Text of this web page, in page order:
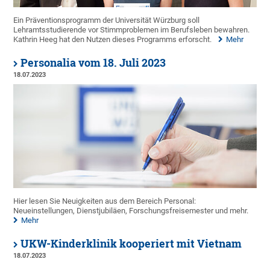
Ein Präventionsprogramm der Universität Würzburg soll
Lehramtsstudierende vor Stimmproblemen im Berufsleben bewahren.
Kathrin Heeg hat den Nutzen dieses Programms erforscht.
Mehr
Personalia vom 18. Juli 2023
18.07.2023
Hier lesen Sie Neuigkeiten aus dem Bereich Personal:
Neueinstellungen, Dienstjubiläen, Forschungsfreisemester und mehr.
Mehr
UKW-Kinderklinik kooperiert mit Vietnam
18.07.2023